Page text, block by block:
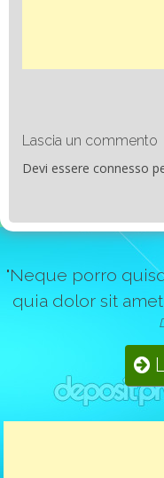
Lascia un commento
Devi essere connesso
"Neque porro
quia dolor sit